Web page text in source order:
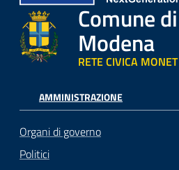
Comune di
Modena
RETE CIVICA MONET
AMMINISTRAZIONE
Organi di governo
Politici